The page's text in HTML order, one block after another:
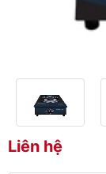
Liên hệ